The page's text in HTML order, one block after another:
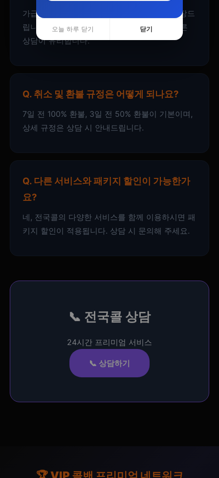
가급적 이용일 기준 최소 3~7일 전 예약을 권장드
립니다. 성수기에는 조기 마감될 수 있으니 빠른
상담이 유리합니다.
Q. 취소 및 환불 규정은 어떻게 되나요?
7일 전 100% 환불, 3일 전 50% 환불이 기본이며,
상세 규정은 상담 시 안내드립니다.
Q. 다른 서비스와 패키지 할인이 가능한가
요?
네, 전국콜의 다양한 서비스를 함께 이용하시면 패
키지 할인이 적용됩니다. 상담 시 문의해 주세요.
📞 전국콜 상담
24시간 프리미엄 서비스
📞 상담하기
오늘 하루 닫기 닫기